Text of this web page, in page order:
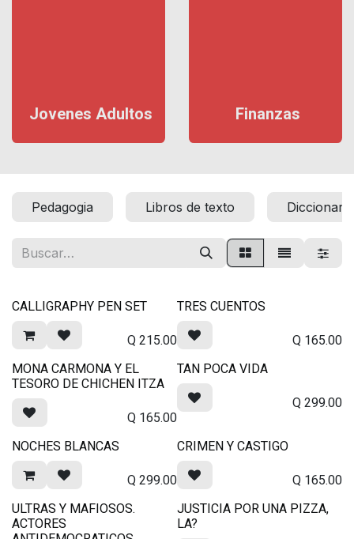
Jovenes Adultos Finanzas
Pedagogia Libros de texto
CALLIGRAPHY PEN SET
Q215.00
TRES CUENTOS
Q 165.00
MONA CARMONA Y EL
TESORO DE CHICHEN ITZA
Q 165.00
TAN POCA VIDA
Q299.00
NOCHES BLANCAS
Q299.00
CRIMEN Y CASTIGO
Q 165.00
ULTRAS Y MAFIOSOS.
ACTORES
JUSTICIA POR UNA PIZZA,
LA?